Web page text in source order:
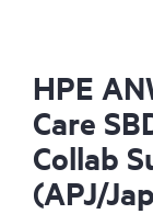
HPE
Care
Collab
(APJ/